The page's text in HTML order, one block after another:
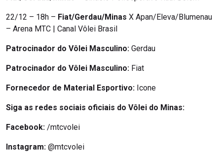
22/12 – 18h – Fiat/Gerdau/Minas X Apan/Eleva/Blumenau
– Arena MTC | Canal Vôlei Brasil
Patrocinador do Vôlei Masculino: Gerdau
Patrocinador do Vôlei Masculino: Fiat
Fornecedor de Material Esportivo: Icone
Siga as redes sociais oficiais do Vôlei do Minas:
Facebook: /mtcvolei
Instagram: @mtcvolei